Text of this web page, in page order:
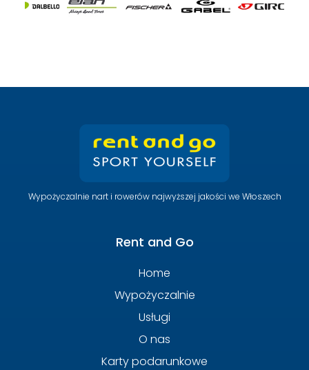
Wypożyczalnie nart i rowerów najwyższej jakości we Włoszech
Rent and Go
Home
Wypożyczalnie
Usługi
O nas
Karty podarunkowe